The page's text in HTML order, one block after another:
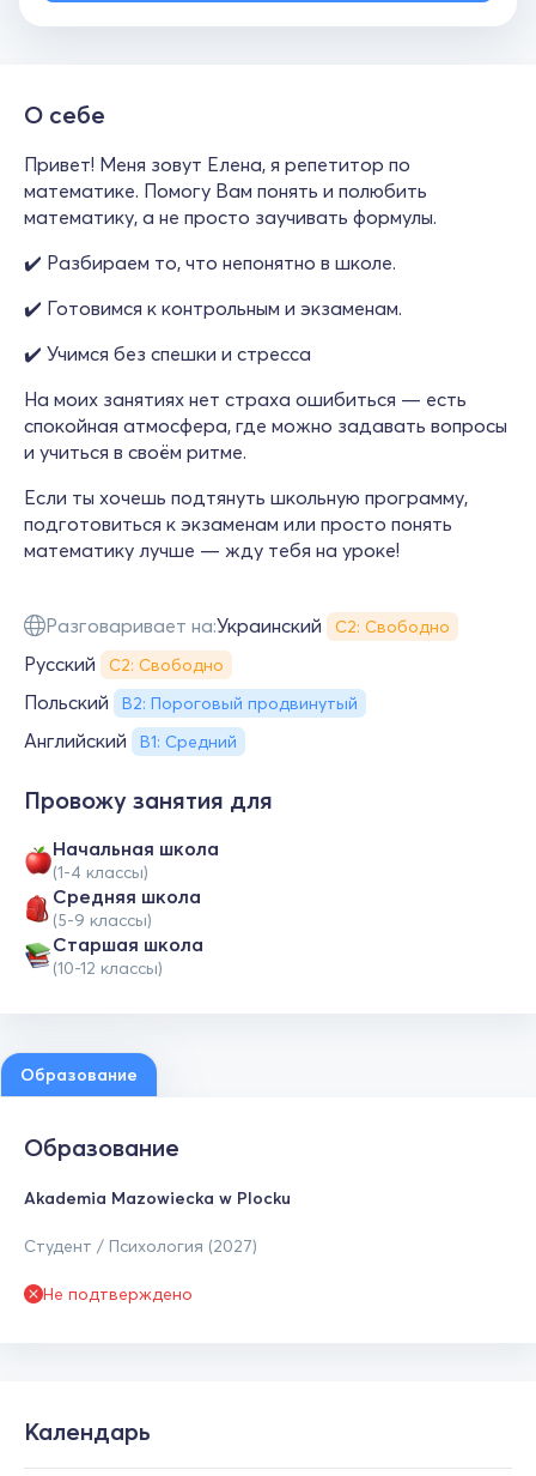
О себе
Привет! Меня зовут Елена, я репетитор по
математике. Помогу Вам понять и полюбить
математику, а не просто заучивать формулы.
✔️ Разбираем то, что непонятно в школе.
✔️ Готовимся к контрольным и экзаменам.
✔️ Учимся без спешки и стресса
На моих занятиях нет страха ошибиться — есть
спокойная атмосфера, где можно задавать вопросы
и учиться в своём ритме.
Если ты хочешь подтянуть школьную программу,
подготовиться к экзаменам или просто понять
математику лучше — жду тебя на уроке!
Разговаривает на:Украинский С2: Свободно
Русский С2: Свободно
Польский B2: Пороговый продвинутый
Английский В1: Средний
Провожу занятия для
Начальная школа
(1-4 классы)
Средняя школа
(5-9 классы)
Cтаршая школа
(10-12 классы)
Образование
Образование
Akademia Mazowiecka w Plocku
Студент / Психология (2027)
Не подтверждено
Календарь